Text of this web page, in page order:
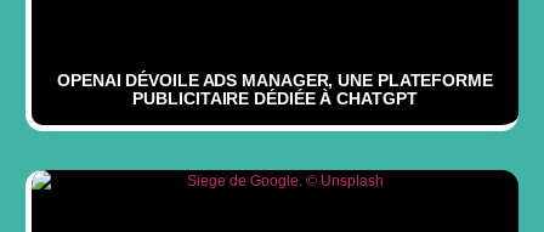
OPENAI DÉVOILE ADS MANAGER, UNE PLATEFORME
PUBLICITAIRE DÉDIÉE À CHATGPT